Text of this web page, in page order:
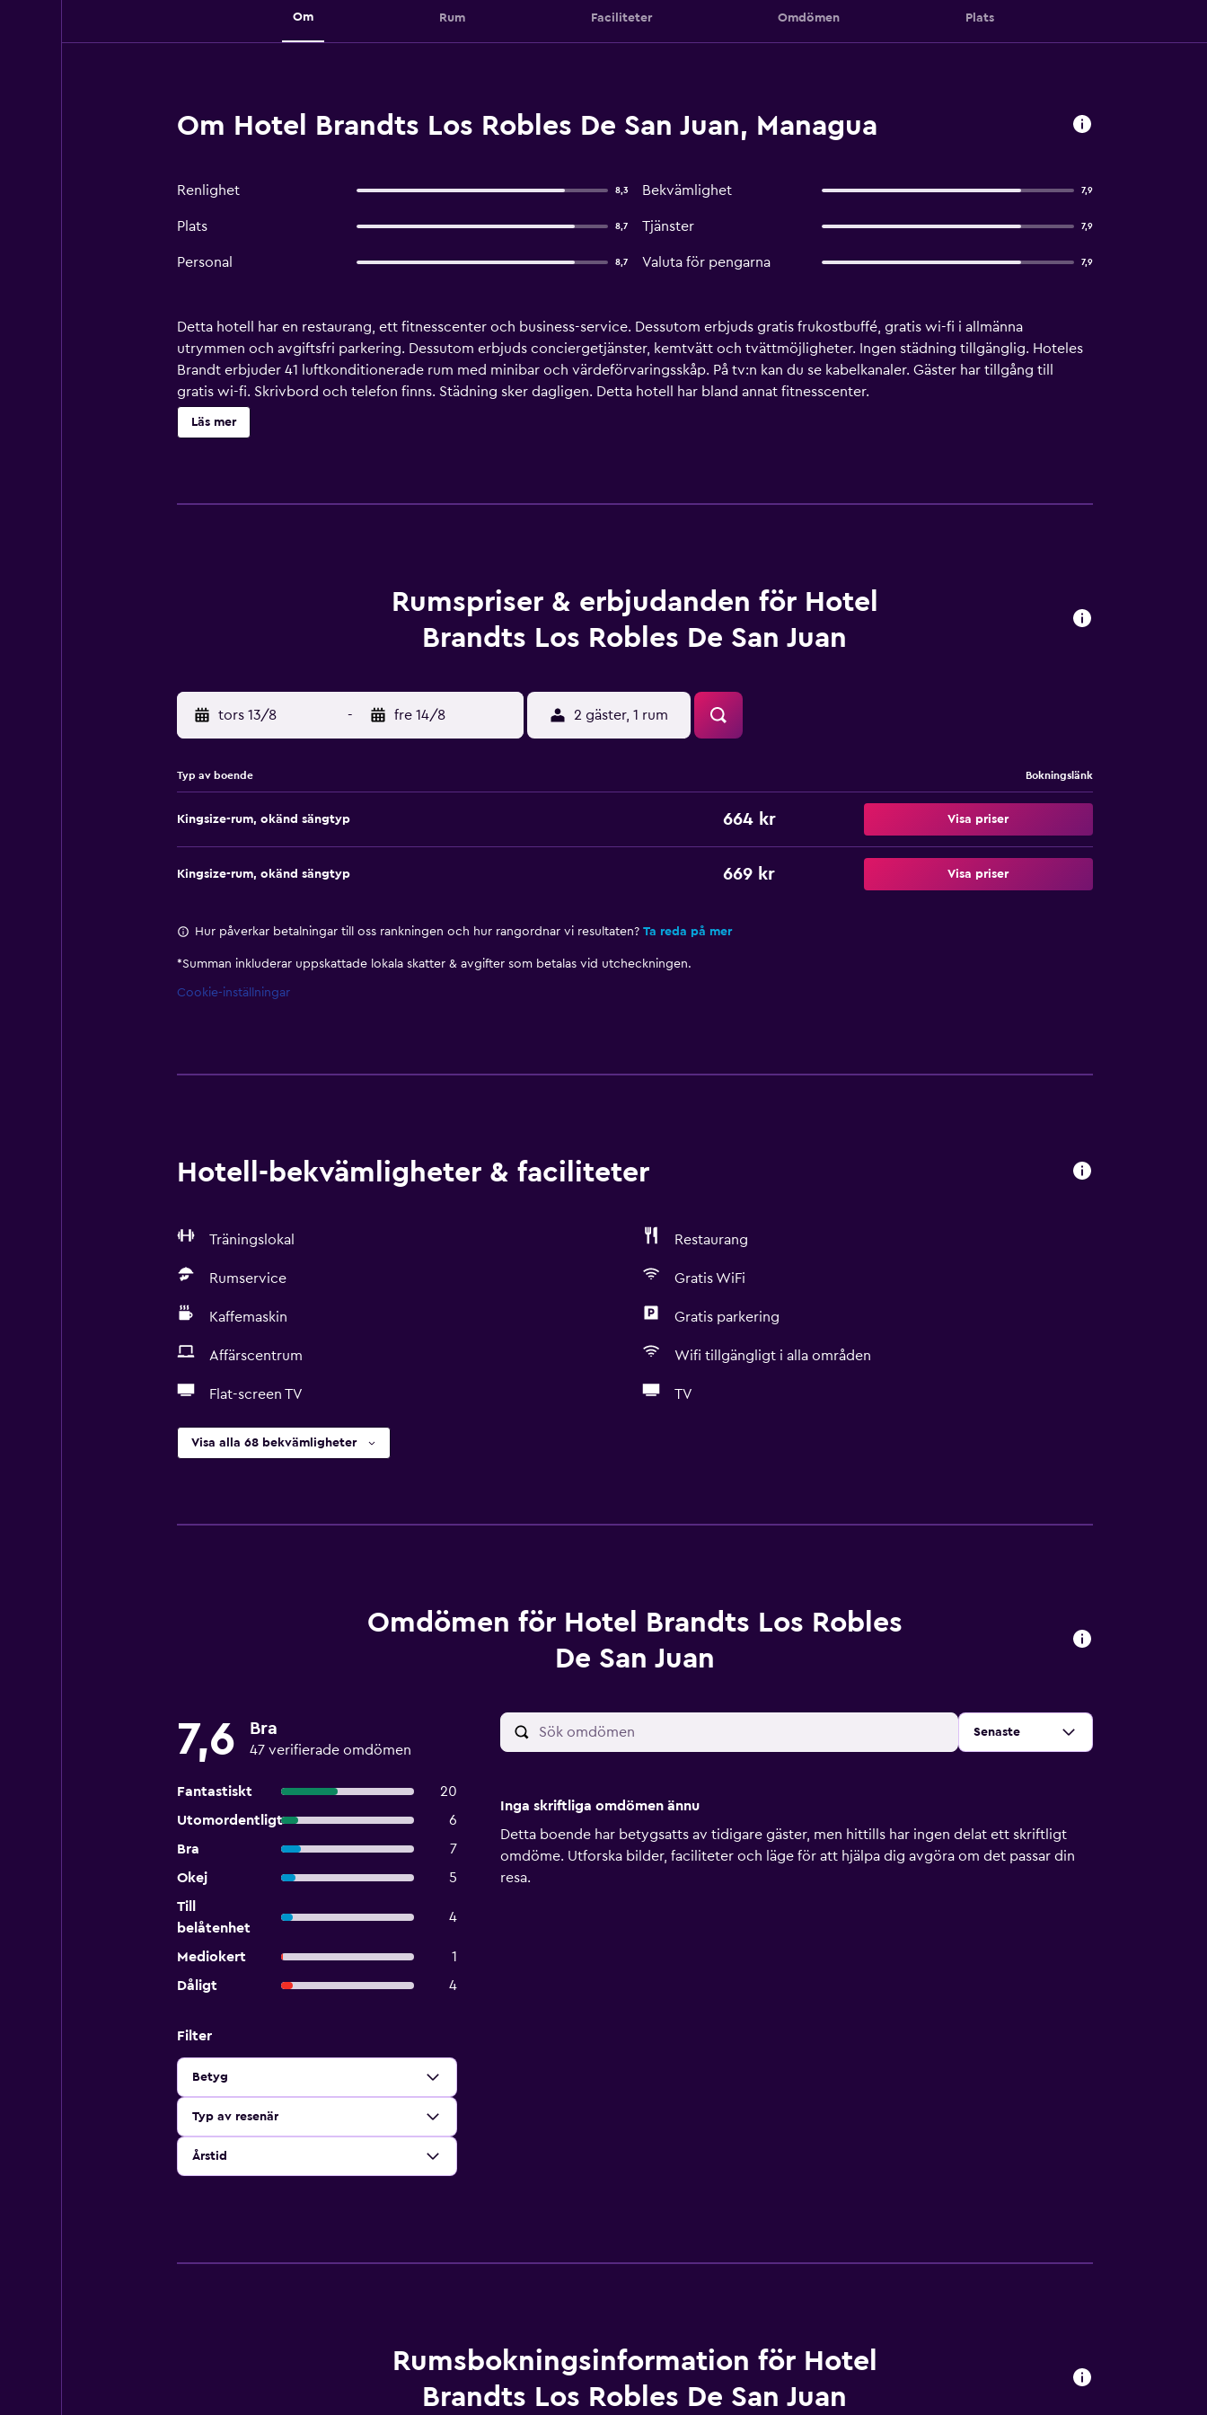
Om Rum Faciliteter Omdömen Plats
Om Hotel Brandts Los Robles De San Juan, Managua
Renlighet 8,3 Bekvämlighet 7,9
Plats 8,7 Tjänster 7,9
Personal 8,7 Valuta för pengarna 7,9
Detta hotell har en restaurang, ett fitnesscenter och business-service. Dessutom erbjuds gratis frukostbuffé, gratis wi-fi i allmänna
utrymmen och avgiftsfri parkering. Dessutom erbjuds conciergetjänster, kemtvätt och tvättmöjligheter. Ingen städning tillgänglig. Hoteles
Brandt erbjuder 41 luftkonditionerade rum med minibar och värdeförvaringsskåp. På tv:n kan du se kabelkanaler. Gäster har tillgång till
gratis wi-fi. Skrivbord och telefon finns. Städning sker dagligen. Detta hotell har bland annat fitnesscenter.
Läs mer
Rumspriser & erbjudanden för Hotel
Brandts Los Robles De San Juan
tors 13/8 - fre 14/8 2 gäster, 1 rum
Typ av boende Bokningslänk
Kingsize-rum, okänd sängtyp 664 kr Visa priser
Kingsize-rum, okänd sängtyp 669 kr Visa priser
Hur påverkar betalningar till oss rankningen och hur rangordnar vi resultaten? Ta reda på mer
*Summan inkluderar uppskattade lokala skatter & avgifter som betalas vid utcheckningen.
Cookie-inställningar
Hotell-bekvämligheter & faciliteter
Träningslokal Restaurang
Rumservice Gratis WiFi
Kaffemaskin Gratis parkering
Affärscentrum Wifi tillgängligt i alla områden
Flat-screen TV TV
Visa alla 68 bekvämligheter
Omdömen för Hotel Brandts Los Robles
De San Juan
7,6 Bra
47 verifierade omdömen
Fantastiskt
20
Utomordentligt
6
Bra
7
Okej
5
Till
belåtenhet
4
Mediokert
1
Dåligt
4
Sortera efter
Senaste
Filter
Betyg
Typ av resenär
Årstid
Inga skriftliga omdömen ännu
Detta boende har betygsatts av tidigare gäster, men hittills har ingen delat ett skriftligt
omdöme. Utforska bilder, faciliteter och läge för att hjälpa dig avgöra om det passar din
resa.
Rumsbokningsinformation för Hotel
Brandts Los Robles De San Juan